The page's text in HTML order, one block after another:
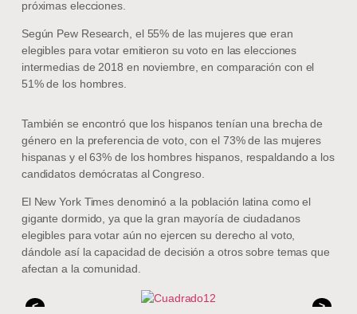
próximas elecciones.
Según Pew Research, el 55% de las mujeres que eran
elegibles para votar emitieron su voto en las elecciones
intermedias de 2018 en noviembre, en comparación con el
51% de los hombres.
También se encontró que los hispanos tenían una brecha de
género en la preferencia de voto, con el 73% de las mujeres
hispanas y el 63% de los hombres hispanos, respaldando a los
candidatos demócratas al Congreso.
El New York Times denominó a la población latina como el
gigante dormido, ya que la gran mayoría de ciudadanos
elegibles para votar aún no ejercen su derecho al voto,
dándole así la capacidad de decisión a otros sobre temas que
afectan a la comunidad.
<
>